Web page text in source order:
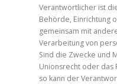
Verantwortlicher ist
Behörde, Einrichtung
gemeinsam mit
Verarbeitung von
Sind die Zwecke und
Unionsrecht oder das
so kann der